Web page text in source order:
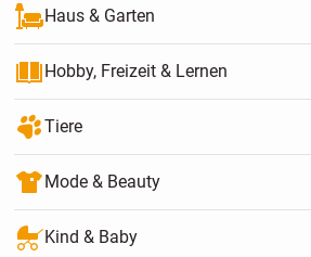
Haus & Garten
Hobby, Freizeit & Lernen
Tiere
Mode & Beauty
Kind & Baby